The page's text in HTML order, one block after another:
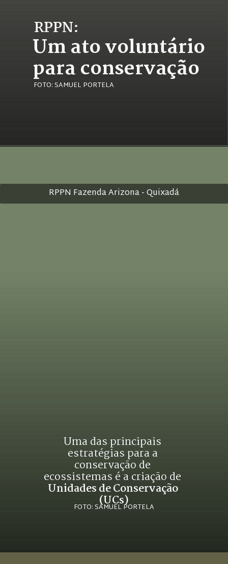
FOTO: SAMUEL PORTELA
Um ato voluntário
para conservação
RPPN:
Uma das principais
estratégias para a
conservação de
Unidades de Conservação
(UCs)
FOTO: SAMUEL PORTELA
RPPN Fazenda Arizona - Quixadá